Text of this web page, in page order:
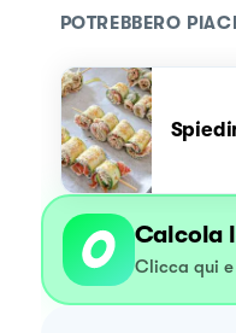
POTREBBERO
Calcola
Clicca qui e